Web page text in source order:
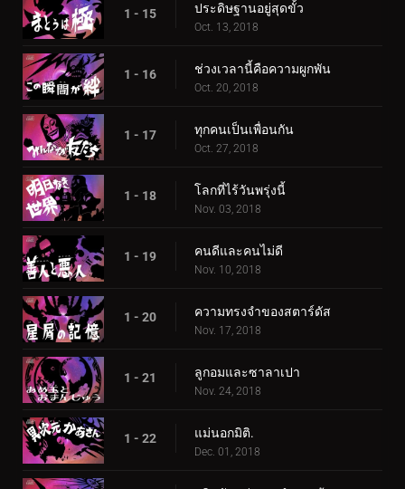
1 - 15 ประดิษฐานอยู่สุดขั้ว
Oct. 13, 2018
1 - 16 ช่วงเวลานี้คือความผูกพัน
Oct. 20, 2018
1 - 17 ทุกคนเป็นเพื่อนกัน
Oct. 27, 2018
1 - 18 โลกที่ไร้วันพรุ่งนี้
Nov. 03, 2018
1 - 19 คนดีและคนไม่ดี
Nov. 10, 2018
1 - 20 ความทรงจำของสตาร์ดัส
Nov. 17, 2018
1 - 21 ลูกอมและซาลาเปา
Nov. 24, 2018
1 - 22 แม่นอกมิติ.
Dec. 01, 2018